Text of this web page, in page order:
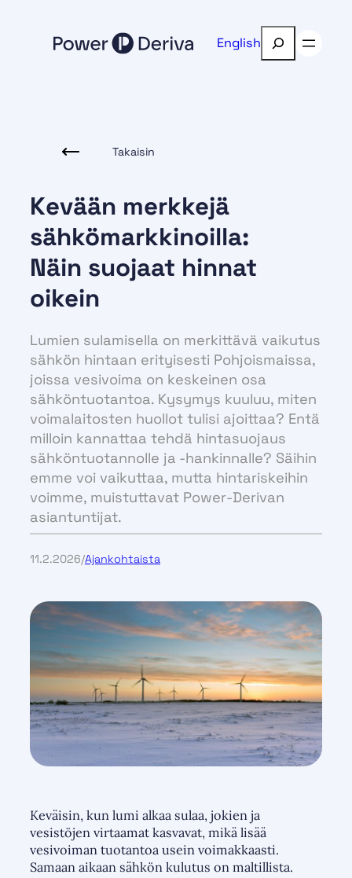
English
Etsi
Takaisin
Kevään merkkejä
sähkömarkkinoilla:
Näin suojaat hinnat
oikein
Lumien sulamisella on merkittävä vaikutus
sähkön hintaan erityisesti Pohjoismaissa,
joissa vesivoima on keskeinen osa
sähköntuotantoa. Kysymys kuuluu, miten
voimalaitosten huollot tulisi ajoittaa? Entä
milloin kannattaa tehdä hintasuojaus
sähköntuotannolle ja -hankinnalle? Säihin
emme voi vaikuttaa, mutta hintariskeihin
voimme, muistuttavat Power-Derivan
asiantuntijat.
11.2.2026/Ajankohtaista
Keväisin, kun lumi alkaa sulaa, jokien ja
vesistöjen virtaamat kasvavat, mikä lisää
vesivoiman tuotantoa usein voimakkaasti.
Samaan aikaan sähkön kulutus on maltillista.